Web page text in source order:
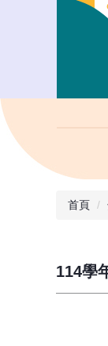
首頁
114學